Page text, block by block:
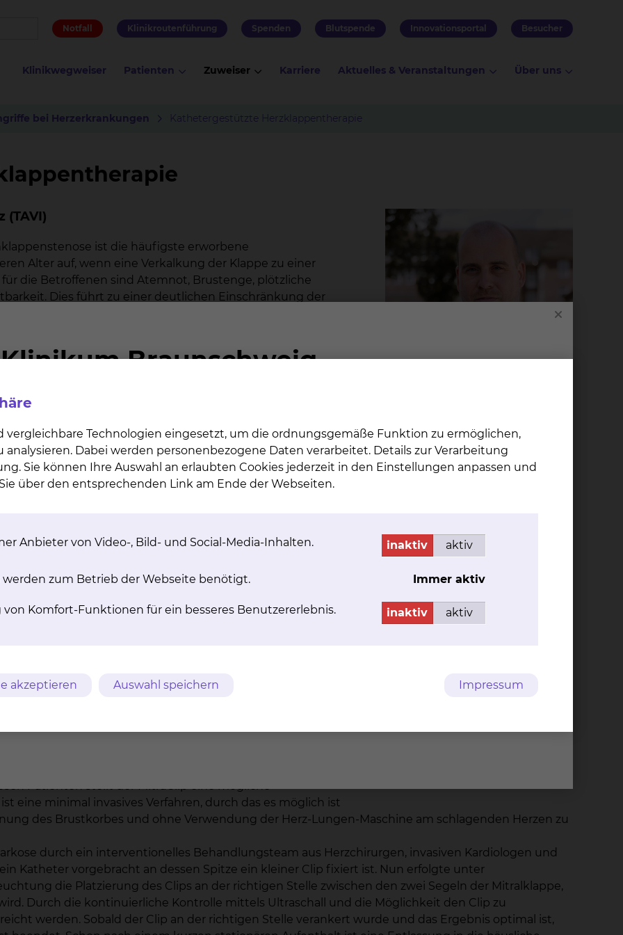
Notfall Klinikroutenführung Spenden Blutspende Innovationsportal Besucher
Klinikwegweiser Patienten Zuweiser Karriere Aktuelles & Veranstaltungen Über uns
bei Herzerkrankungen Kathetergestützte Herzklappentherapie
Fichtengrund 1, 38126
Braunschweig
Fichtengrund 1, 38126
Tel.:+49 531 595 2213
ist die häufigste erworbene
Alter auf, wenn eine Verkalkung der Klappe zu einer
die Betroffenen sind Atemnot, Brustenge, plötzliche
Dies führt zu einer deutlichen Einschränkung der
Verfahren (TAVI, transcatheter aortic valve
des Patienten wird dann durch die entfaltbare
Zugang über die Leistenschlagader kann Alternativ der
linken Brust direkt über die Herzspitze, über die
erfolgen.
hochmodernen Hybrid –Operationssaal durch ein
Anästhesisten und Ultraschallspezialisten sowie
als 150 dieser Implantationen. Um den individuellen
am Klinikum Braunschweig wird fortlaufend auf
ist grundsätzlich das beste Verfahren
Patienten stellt der MitraClip eine mögliche
eine minimal invasives Verfahren, durch das es möglich ist
des Brustkorbes und ohne Verwendung der Herz-Lungen-Maschine am schlagenden Herzen zu
durch ein interventionelles Behandlungsteam aus Herzchirurgen, invasiven Kardiologen und
Katheter vorgebracht an dessen Spitze ein kleiner Clip fixiert ist. Nun erfolgte unter
die Platzierung des Clips an der richtigen Stelle zwischen den zwei Segeln der Mitralklappe,
Durch die kontinuierliche Kontrolle mittels Ultraschall und die Möglichkeit den Clip zu
werden. Sobald der Clip an der richtigen Stelle verankert wurde und das Ergebnis optimal ist,
vergleichbare Technologien eingesetzt, um die ordnungsgemäße Funktion zu ermöglichen,
Dabei werden personenbezogene Daten verarbeitet. Details zur Verarbeitung
Sie können Ihre Auswahl an erlaubten Cookies jederzeit in den Einstellungen anpassen und
über den entsprechenden Link am Ende der Webseiten.
Anbieter von Video-, Bild- und Social-Media-Inhalten. inaktiv aktiv
werden zum Betrieb der Webseite benötigt. Immer aktiv
Komfort-Funktionen für ein besseres Benutzererlebnis. inaktiv aktiv
akzeptieren Auswahl speichern Impressum